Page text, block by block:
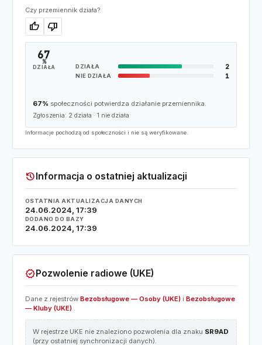
Czy przemiennik działa?
thumb_up thumb_down
67
%
DZIAŁA DZIAŁA 2
NIE DZIAŁA 1
67% społeczności potwierdza działanie przemiennika.
Zgłoszenia: 2 działa · 1 nie działa
Informacje pochodzą od społeczności i nie są weryfikowane.
historyInformacja o ostatniej aktualizacji
OSTATNIA AKTUALIZACJA DANYCH
24.06.2024, 17:39
DODANO DO BAZY
24.06.2024, 17:39
verified Pozwolenie radiowe (UKE)
Dane z rejestrów Bezobsługowe — Osoby (UKE) i Bezobsługowe
— Kluby (UKE) .
W rejestrze UKE nie znaleziono pozwolenia dla znaku SR9AD
(przy ostatniej synchronizacji danych).